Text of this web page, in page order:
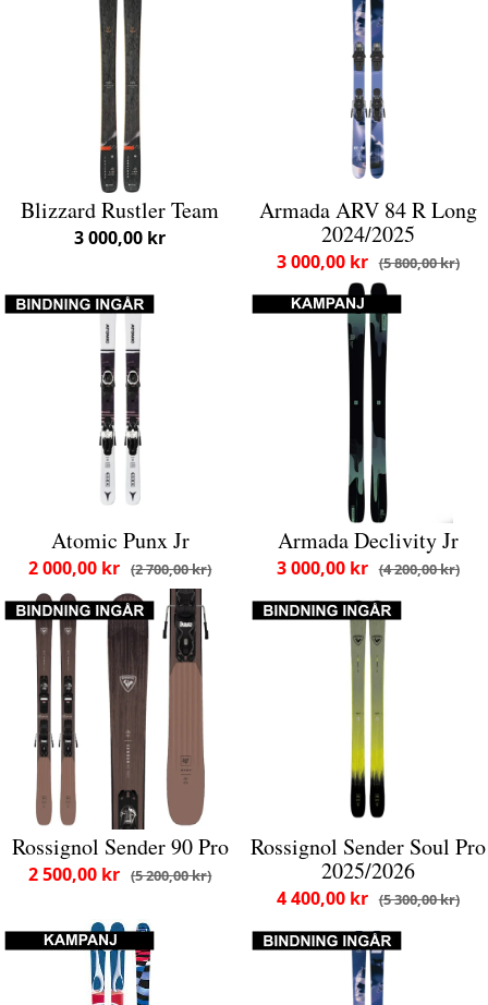
Blizzard Rustler Team
3 000,00 kr
Armada ARV 84 R Long
2024/2025
5 800,00 kr
3 000,00 kr
Atomic Punx Jr
2 700,00 kr
2 000,00 kr
Armada Declivity Jr
4 200,00 kr
3 000,00 kr
Rossignol Sender 90 Pro
5 200,00 kr
2 500,00 kr
Rossignol Sender Soul Pro
2025/2026
5 300,00 kr
4 400,00 kr